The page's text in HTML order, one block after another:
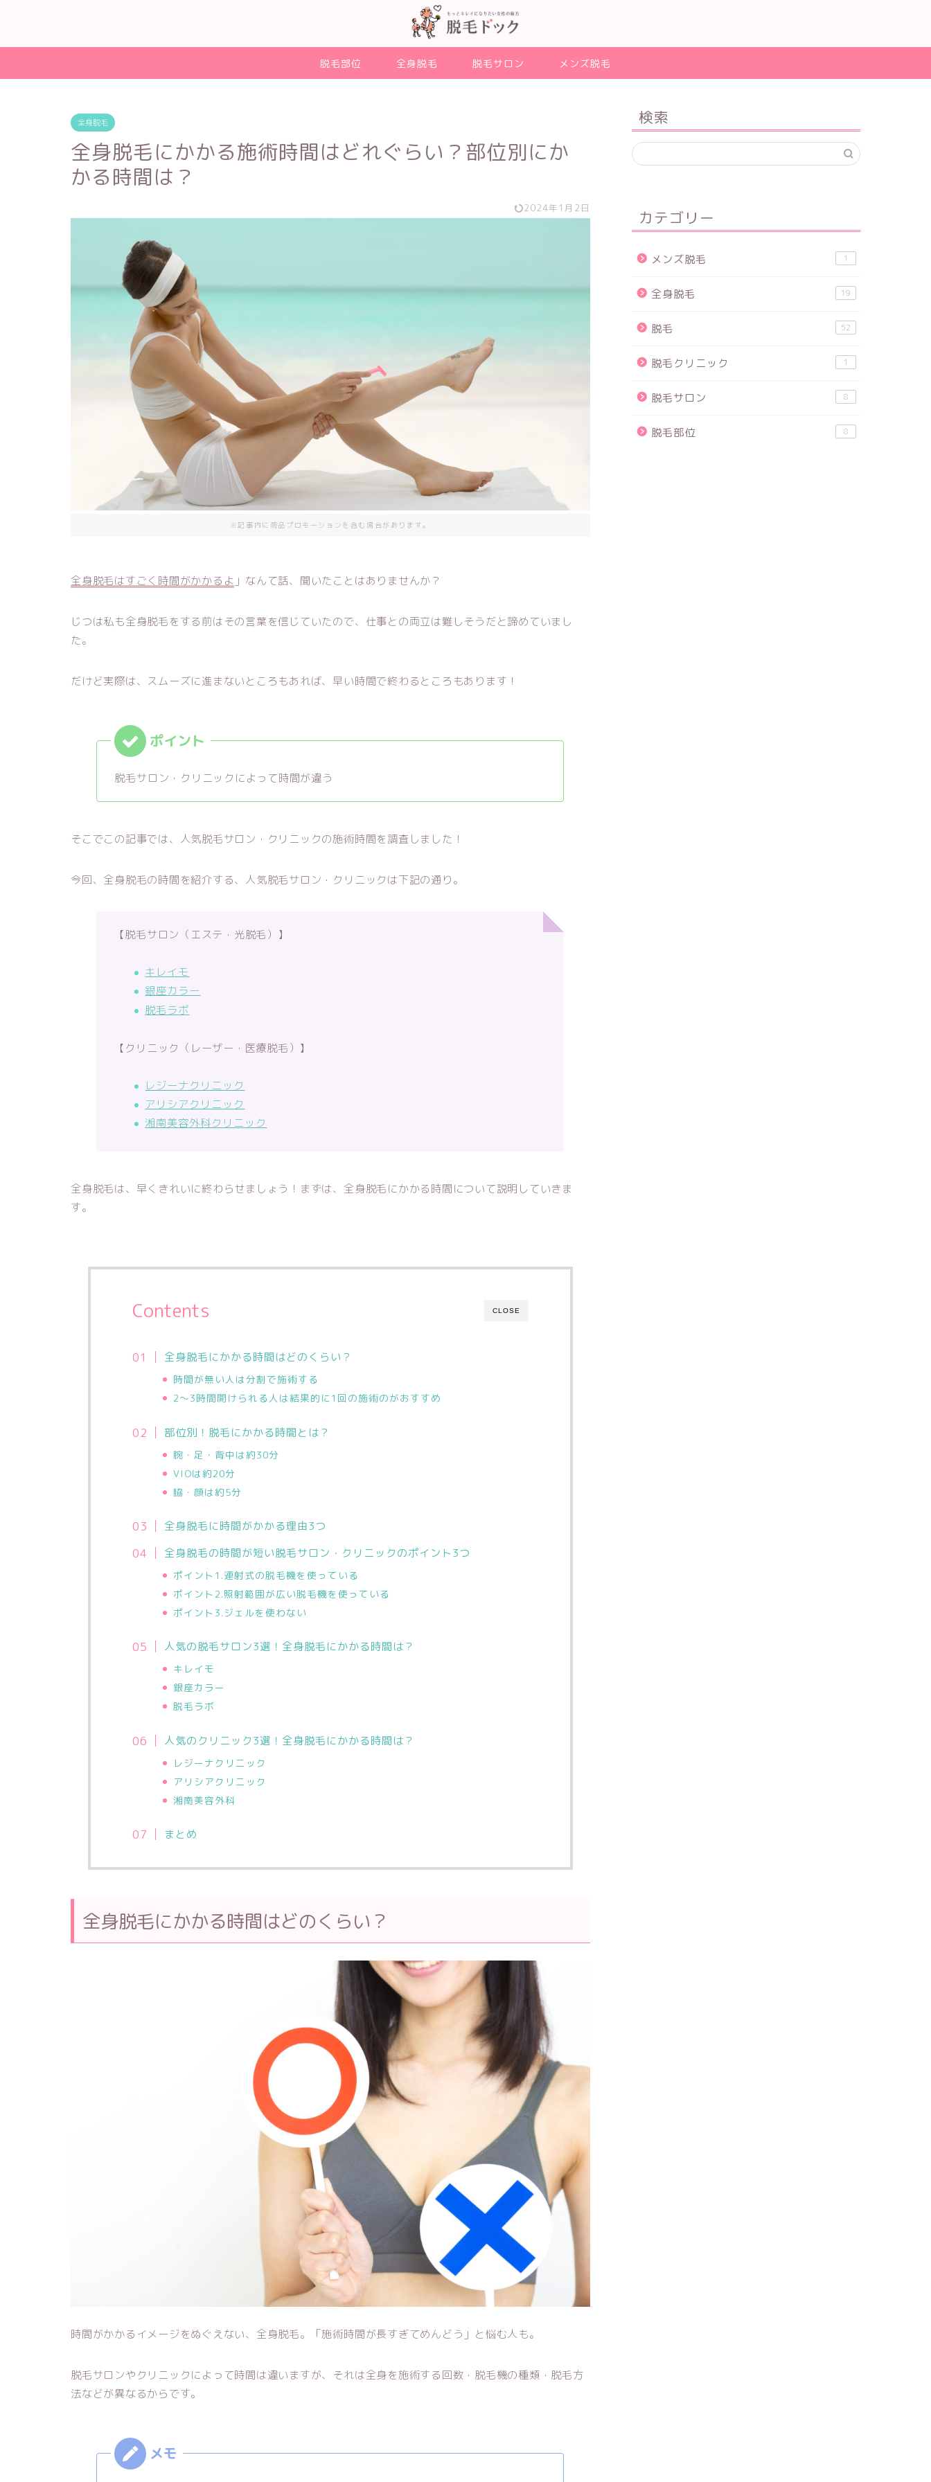
脱毛部位 全身脱毛 脱毛サロン メンズ脱毛
全身脱毛
全身脱毛にかかる施術時間はどれぐらい？部位別にか
かる時間は？
2024年1月2日
※記事内に商品プロモーションを含む場合があります。
全身脱毛はすごく時間がかかるよ 」なんて話、聞いたことはありませんか？
じつは私も全身脱毛をする前はその言葉を信じていたので、仕事との両立は難しそうだと諦めていまし
た。
だけど実際は、スムーズに進まないところもあれば、早い時間で終わるところもあります！
脱毛サロン・クリニックによって時間が違う
そこでこの記事では、人気脱毛サロン・クリニックの施術時間を調査しました！
今回、全身脱毛の時間を紹介する、人気脱毛サロン・クリニックは下記の通り。
【脱毛サロン（エステ・光脱毛）】
キレイモ
銀座カラー
脱毛ラボ
【クリニック（レーザー・医療脱毛）】
レジーナクリニック
アリシアクリニック
湘南美容外科クリニック
全身脱毛は、早くきれいに終わらせましょう！まずは、全身脱毛にかかる時間について説明していきま
す。
CLOSE
Contents
全身脱毛にかかる時間はどのくらい？
時間が無い人は分割で施術する
2～3時間開けられる人は結果的に1回の施術のがおすすめ
部位別！脱毛にかかる時間とは？
腕・足・背中は約30分
VIOは約20分
脇・顔は約5分
全身脱毛に時間がかかる理由3つ
全身脱毛の時間が短い脱毛サロン・クリニックのポイント3つ
ポイント1.連射式の脱毛機を使っている
ポイント2.照射範囲が広い脱毛機を使っている
ポイント3.ジェルを使わない
人気の脱毛サロン3選！全身脱毛にかかる時間は？
キレイモ
銀座カラー
脱毛ラボ
人気のクリニック3選！全身脱毛にかかる時間は？
レジーナクリニック
アリシアクリニック
湘南美容外科
まとめ
全身脱毛にかかる時間はどのくらい？
時間がかかるイメージをぬぐえない、全身脱毛。「施術時間が長すぎてめんどう」と悩む人も。
脱毛サロンやクリニックによって時間は違いますが、それは全身を施術する回数・脱毛機の種類・脱毛方
法などが異なるからです。
検索
カテゴリー
メンズ脱毛 1
全身脱毛 19
脱毛 52
脱毛クリニック 1
脱毛サロン 8
脱毛部位 8